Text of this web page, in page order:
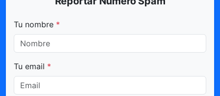
Tu nombre *
Tu email *